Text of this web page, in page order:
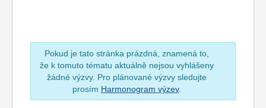
Pokud je tato stránka prázdná, znamená to,
že k tomuto tématu aktuálně nejsou vyhlášeny
žádné výzvy. Pro plánované výzvy sledujte
prosím Harmonogram výzev.